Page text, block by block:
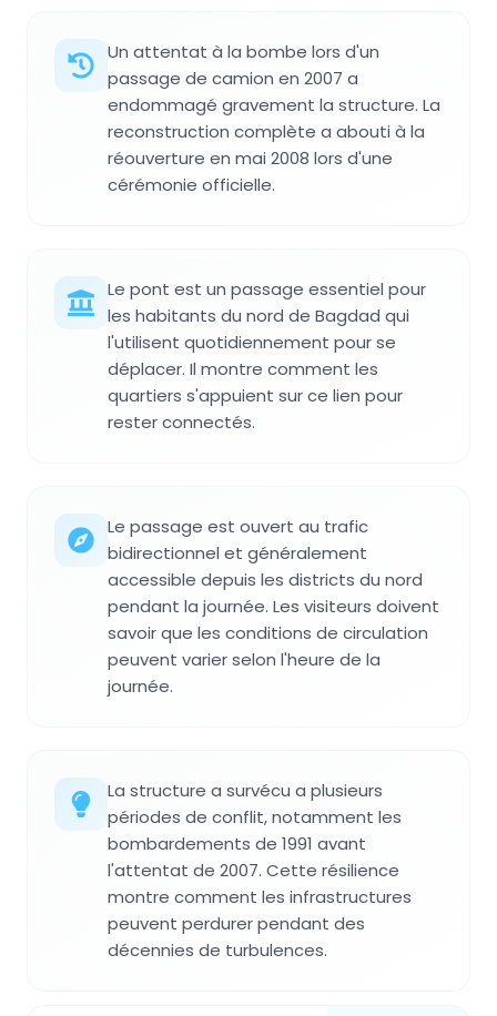
Un attentat à la bombe lors d'un
passage de camion en 2007 a
endommagé gravement la structure. La
reconstruction complète a abouti à la
réouverture en mai 2008 lors d'une
cérémonie officielle.
Le pont est un passage essentiel pour
les habitants du nord de Bagdad qui
l'utilisent quotidiennement pour se
déplacer. Il montre comment les
quartiers s'appuient sur ce lien pour
rester connectés.
Le passage est ouvert au trafic
bidirectionnel et généralement
accessible depuis les districts du nord
pendant la journée. Les visiteurs doivent
savoir que les conditions de circulation
peuvent varier selon l'heure de la
journée.
La structure a survécu a plusieurs
périodes de conflit, notamment les
bombardements de 1991 avant
l'attentat de 2007. Cette résilience
montre comment les infrastructures
peuvent perdurer pendant des
décennies de turbulences.